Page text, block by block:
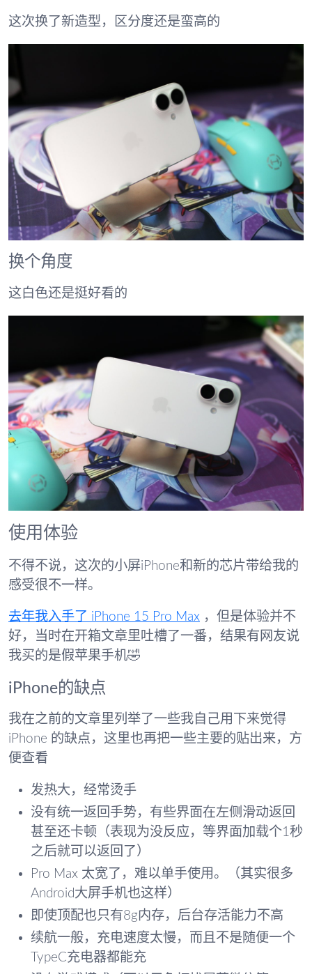
这次换了新造型，区分度还是蛮高的
换个角度
这白色还是挺好看的
使用体验
不得不说，这次的小屏iPhone和新的芯片带给我的
感受很不一样。
去年我入手了 iPhone 15 Pro Max ，但是体验并不
好，当时在开箱文章里吐槽了一番，结果有网友说
我买的是假苹果手机🤣
iPhone的缺点
我在之前的文章里列举了一些我自己用下来觉得
iPhone 的缺点，这里也再把一些主要的贴出来，方
便查看
发热大，经常烫手
没有统一返回手势，有些界面在左侧滑动返回
甚至还卡顿（表现为没反应，等界面加载个1秒
之后就可以返回了）
Pro Max 太宽了，难以单手使用。（其实很多
Android大屏手机也这样）
即使顶配也只有8g内存，后台存活能力不高
续航一般，充电速度太慢，而且不是随便一个
TypeC充电器都能充